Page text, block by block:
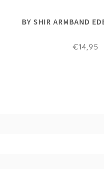
BY SHIR ARMBAND
€14,95